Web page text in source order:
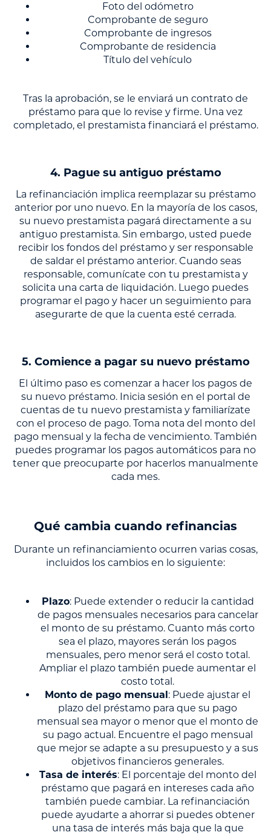
Foto del odómetro
Comprobante de seguro
Comprobante de ingresos
Comprobante de residencia
Título del vehículo
Tras la aprobación, se le enviará un contrato de
préstamo para que lo revise y firme. Una vez
completado, el prestamista financiará el préstamo.
4. Pague su antiguo préstamo
La refinanciación implica reemplazar su préstamo
anterior por uno nuevo. En la mayoría de los casos,
su nuevo prestamista pagará directamente a su
antiguo prestamista. Sin embargo, usted puede
recibir los fondos del préstamo y ser responsable
de saldar el préstamo anterior. Cuando seas
responsable, comunícate con tu prestamista y
solicita una carta de liquidación. Luego puedes
programar el pago y hacer un seguimiento para
asegurarte de que la cuenta esté cerrada.
5. Comience a pagar su nuevo préstamo
El último paso es comenzar a hacer los pagos de
su nuevo préstamo. Inicia sesión en el portal de
cuentas de tu nuevo prestamista y familiarízate
con el proceso de pago. Toma nota del monto del
pago mensual y la fecha de vencimiento. También
puedes programar los pagos automáticos para no
tener que preocuparte por hacerlos manualmente
cada mes.
Qué cambia cuando refinancias
Durante un refinanciamiento ocurren varias cosas,
incluidos los cambios en lo siguiente:
Plazo: Puede extender o reducir la cantidad
de pagos mensuales necesarios para cancelar
el monto de su préstamo. Cuanto más corto
sea el plazo, mayores serán los pagos
mensuales, pero menor será el costo total.
Ampliar el plazo también puede aumentar el
costo total.
Monto de pago mensual: Puede ajustar el
plazo del préstamo para que su pago
mensual sea mayor o menor que el monto de
su pago actual. Encuentre el pago mensual
que mejor se adapte a su presupuesto y a sus
objetivos financieros generales.
Tasa de interés: El porcentaje del monto del
préstamo que pagará en intereses cada año
también puede cambiar. La refinanciación
puede ayudarte a ahorrar si puedes obtener
una tasa de interés más baja que la que